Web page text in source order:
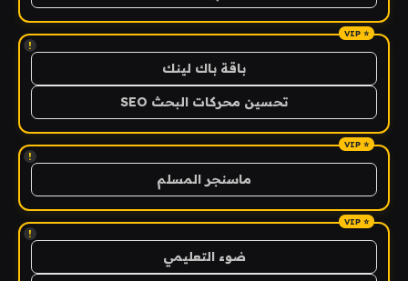
!
باقة باك لينك
تحسين محركات البحث SEO
!
ماسنجر المسلم
!
ضوء التعليمي